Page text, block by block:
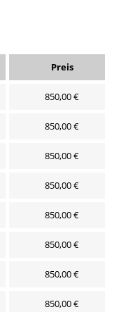
Preis
850,00 €
850,00 €
850,00 €
850,00 €
850,00 €
850,00 €
850,00 €
850,00 €